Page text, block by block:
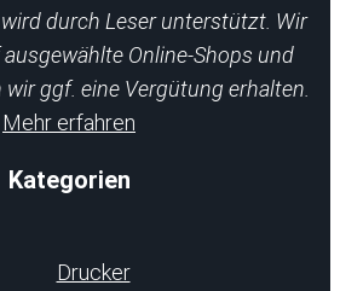
durch Leser unterstützt. Wir
Online-Shops und
wir ggf. eine Vergütung erhalten.
Mehr erfahren
Kategorien
Drucker